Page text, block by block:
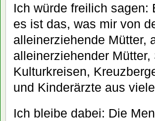
Ich würde freilich
es ist das, was mir von
alleinerziehende Mütter,
alleinerziehender
Kulturkreisen,
und Kinderärzte aus
Ich bleibe dabei: Die